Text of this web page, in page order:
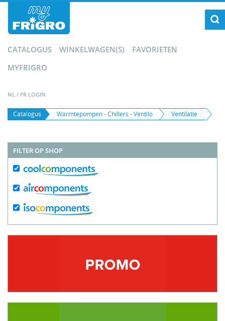
CATALOGUS WINKELWAGEN(S)
FAVORIETEN
MYFRIGRO
NL / FR LOGIN
Catalogus Warmtepompen - Chillers - Ventilo Ventilatie
FILTER OP SHOP